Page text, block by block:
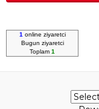
1 online ziyaretci
Bugun ziyaretci
Toplam 1